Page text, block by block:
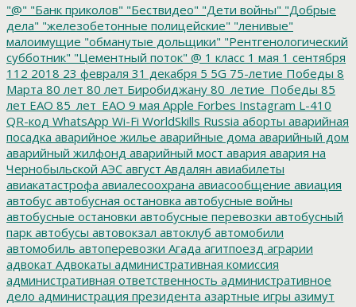
"@" "Банк приколов" "Бествидео" "Дети войны" "Добрые
дела" "железобетонные полицейские" "ленивые"
малоимущие "обманутые дольщики" "Рентгенологический
субботник" "Цементный поток" @ 1 класс 1 мая 1 сентября
112 2018 23 февраля 31 декабря 5 5G 75-летие Победы 8
Марта 80 лет 80 лет Биробиджану 80_летие_Победы 85
лет ЕАО 85_лет_ЕАО 9 мая Apple Forbes Instagram L-410
QR-код WhatsApp Wi-Fi WorldSkills Russia аборты аварийная
посадка аварийное жилье аварийные дома аварийный дом
аварийный жилфонд аварийный мост авария авария на
Чернобыльской АЭС август Авдалян авиабилеты
авиакатастрофа авиалесоохрана авиасообщение авиация
автобус автобусная остановка автобусные войны
автобусные остановки автобусные перевозки автобусный
парк автобусы автовокзал автоклуб автомобили
автомобиль автоперевозки Агада агитпоезд аграрии
адвокат Адвокаты административная комиссия
административная ответственность административное
дело администрация президента азартные игры азимут